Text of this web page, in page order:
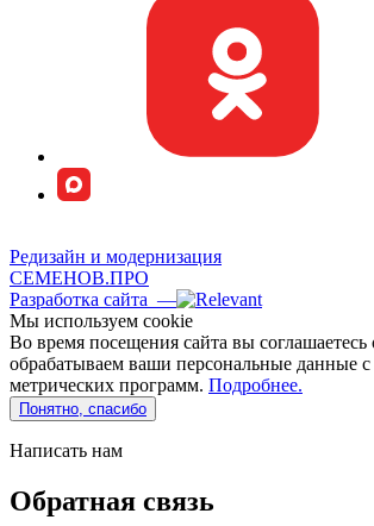
Редизайн и модернизация
СЕМЕНОВ.ПРО
Разработка сайта —
Мы используем сookie
Во время посещения сайта вы
обрабатываем ваши персональные данные
метрических программ. Подробнее.
Понятно, спасибо
Написать нам
Обратная связь